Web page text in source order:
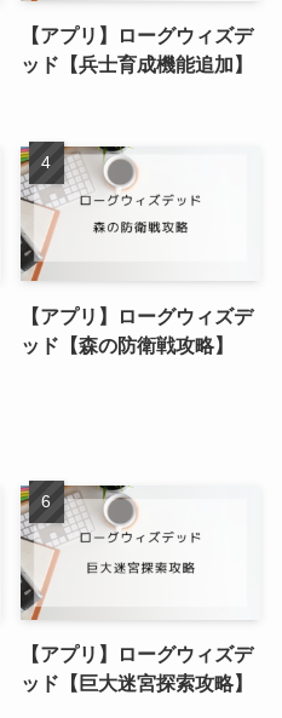
【アプリ】ローグウィズデ
ッド【兵士育成機能追加】
【アプリ】ローグウィズデ
ッド【森の防衛戦攻略】
【アプリ】ローグウィズデ
ッド【巨大迷宮探索攻略】